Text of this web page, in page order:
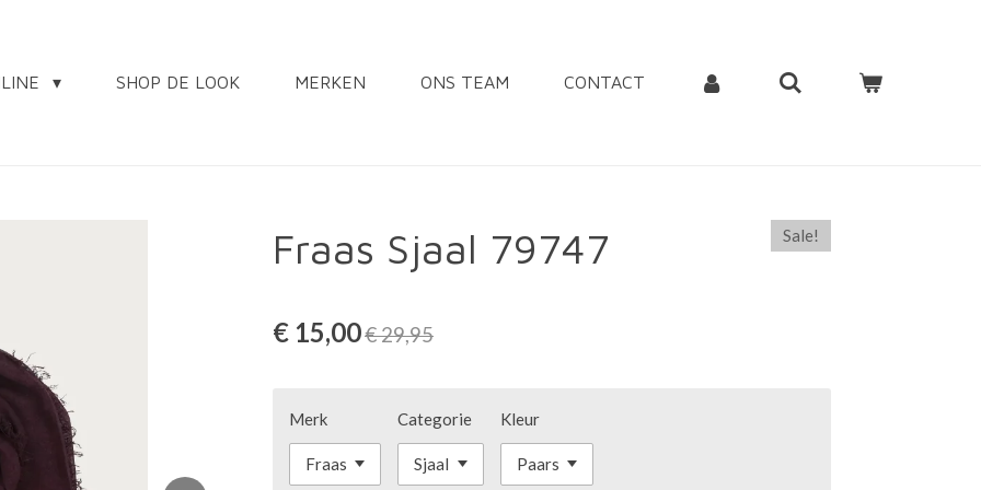
SHOP DE LOOK MERKEN ONS TEAM CONTACT
Fraas Sjaal 79747 Sale!
€ 15,00€ 29,95
Merk Categorie Kleur